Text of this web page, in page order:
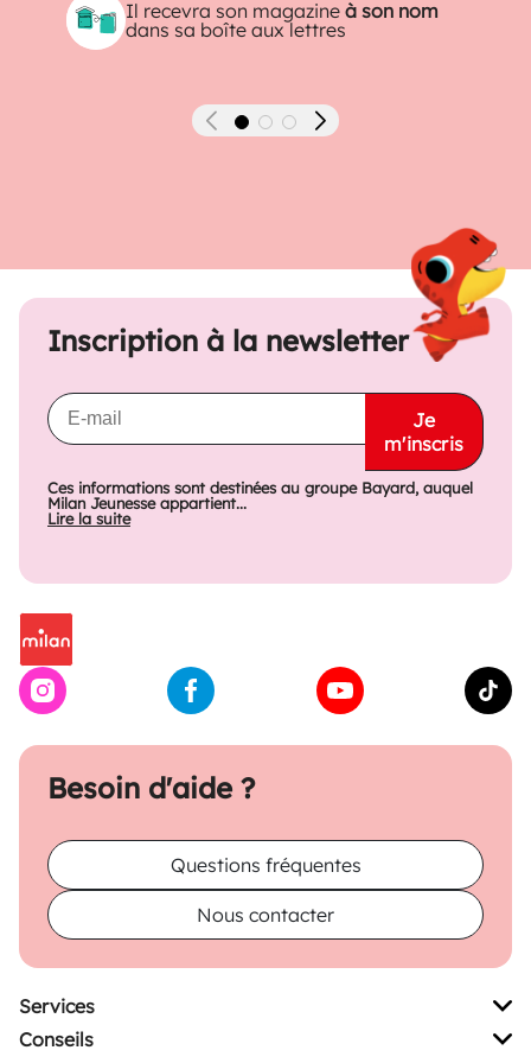
Il recevra son magazineà son nom
dans sa boîte aux lettres
Précédent Suivant
Besoin d'aide ?
Questions fréquentes
Nous contacter
Inscription à la newsletter
Je
m'inscris
Ces informations sont destinées au groupe Bayard, auquel
Milan Jeunesse appartient...
Lire la suite
Services
Conseils